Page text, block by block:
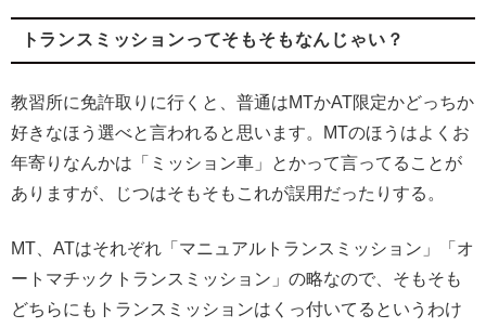
トランスミッションってそもそもなんじゃい？
教習所に免許取りに行くと、普通はMTかAT限定かどっちか
好きなほう選べと言われると思います。MTのほうはよくお
年寄りなんかは「ミッション車」とかって言ってることが
ありますが、じつはそもそもこれが誤用だったりする。
MT、ATはそれぞれ「マニュアルトランスミッション」「オ
ートマチックトランスミッション」の略なので、そもそも
どちらにもトランスミッションはくっ付いてるというわけ